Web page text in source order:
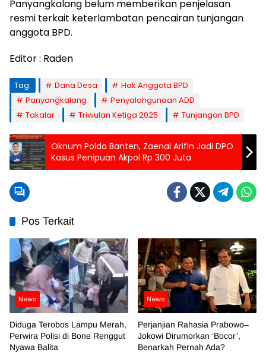
Panyangkalang belum memberikan penjelasan
resmi terkait keterlambatan pencairan tunjangan
anggota BPD.
Editor : Raden
Tag: Dana Desa
Hak Anggota BPD
Panyangkalang
Penyalahgunaan ADD
Takalar
Triwulan Ketiga 2025 Tunjangan BPD
Oknum Polda Banten, Zaenal Arifin Jadi DPO
Kasus Penipuan Akpol Rp 300 Juta
Pos Terkait
News
Diduga Terobos Lampu Merah,
Perwira Polisi di Bone Renggut
Nyawa Balita
News
Perjanjian Rahasia Prabowo–
Jokowi Dirumorkan ‘Bocor’,
Benarkah Pernah Ada?